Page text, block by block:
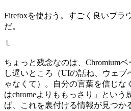
Firefoxを使おう。すごく良いブラ
だ。
└
ちょっと残念なのは、Chromium
し遅いところ（UIの話ね、ウェブ
ゃなくて）。自分の言葉を信じな
はchromeよりももっさり」という
ば、これを裏付ける情報が見つか